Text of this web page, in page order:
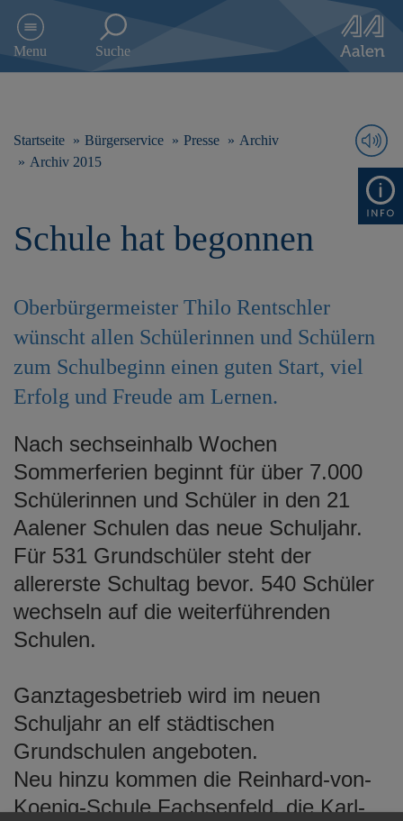
e
n
Menu Suche
Startseite Bürgerservice Presse
Archiv
Archiv 2015
Schule hat begonnen
Oberbürgermeister Thilo Rentschler
wünscht allen Schülerinnen und Schülern
zum Schulbeginn einen guten Start, viel
Erfolg und Freude am Lernen.
Nach sechseinhalb Wochen
Sommerferien beginnt für über 7.000
Schülerinnen und Schüler in den 21
Aalener Schulen das neue Schuljahr.
Für 531 Grundschüler steht der
allererste Schultag bevor. 540 Schüler
wechseln auf die weiterführenden
Schulen.
Ganztagesbetrieb wird im neuen
Schuljahr an elf städtischen
Grundschulen angeboten.
Neu hinzu kommen die Reinhard-von-
Koenig-Schule Fachsenfeld, die Karl-